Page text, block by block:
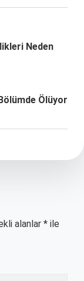
Neden
Ölüyor
alanlar * ile